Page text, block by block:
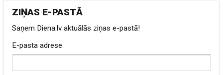
ZIŅAS E-PASTĀ
Saņem Diena.lv aktuālās ziņas e-pastā!
E-pasta adrese